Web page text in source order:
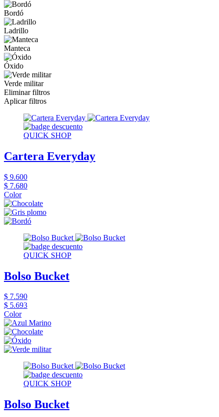
Bordó
Ladrillo
Manteca
Óxido
Verde militar
Eliminar filtros
Aplicar filtros
QUICK SHOP
Cartera Everyday
$ 9.600
$ 7.680
Color
QUICK SHOP
Bolso Bucket
$ 7.590
$ 5.693
Color
QUICK SHOP
Bolso Bucket